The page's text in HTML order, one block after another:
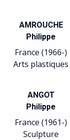
AMROUCHE
Philippe
France (1966-)
Arts plastiques
ANGOT
Philippe
France (1961-)
Sculpture